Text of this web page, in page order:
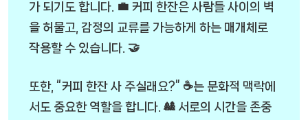
가 되기도 합니다. 💼 커피 한잔은 사람들 사이의 벽
을 허물고, 감정의 교류를 가능하게 하는 매개체로
작용할 수 있습니다. 🤝
또한, “커피 한잔 사 주실래요?” ☕는 문화적 맥락에
서도 중요한 역할을 합니다. 🎎 서로의 시간을 존중